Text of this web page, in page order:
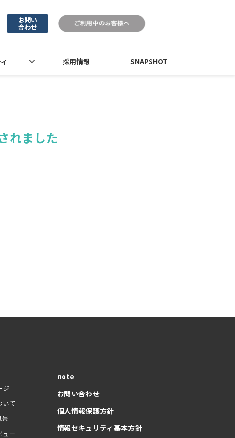
お問い
合わせ
採用情報 SNAPSHOT
れました
ジ
いて
景
ュー
note
お問い合わせ
個人情報保護方針
情報セキュリティ基本方針